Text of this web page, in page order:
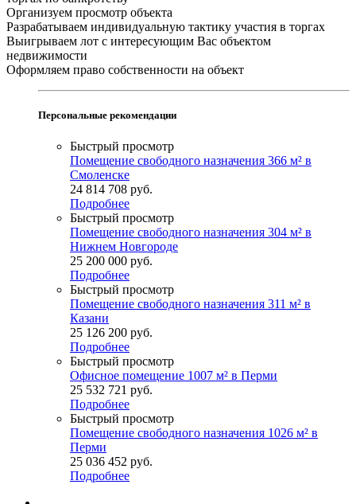
Организуем просмотр объекта
Разрабатываем индивидуальную тактику участия в торгах
Выигрываем лот с интересующим Вас объектом
недвижимости
Оформляем право собственности на объект
Персональные рекомендации
Быстрый просмотр
Помещение свободного назначения 366 м² в
Смоленске
24 814 708 руб.
Подробнее
Быстрый просмотр
Помещение свободного назначения 304 м² в
Нижнем Новгороде
25 200 000 руб.
Подробнее
Быстрый просмотр
Помещение свободного назначения 311 м² в
Казани
25 126 200 руб.
Подробнее
Быстрый просмотр
Офисное помещение 1007 м² в Перми
25 532 721 руб.
Подробнее
Быстрый просмотр
Помещение свободного назначения 1026 м² в
Перми
25 036 452 руб.
Подробнее